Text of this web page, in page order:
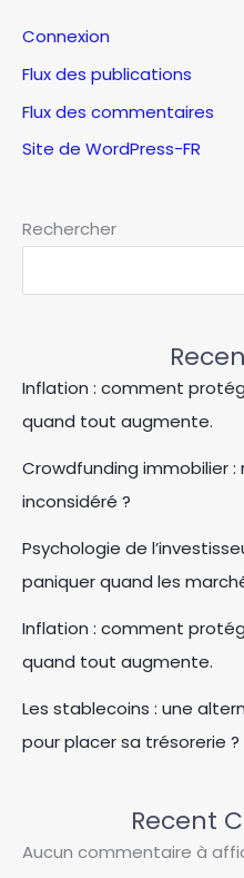
Connexion
Flux des publications
Flux des commentaires
Site de WordPress-FR
Rechercher
Inflation : comment
quand tout augmente.
Crowdfunding immobilier
inconsidéré ?
Psychologie de
paniquer quand les
Inflation : comment
quand tout augmente.
Les stablecoins : une
pour placer sa trésorerie ?
Recent
Aucun commentaire à